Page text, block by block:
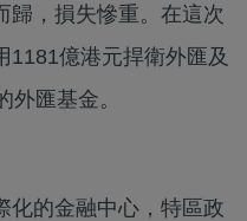
歸，損失慘重。在這次
1181億港元捍衛外匯及
外匯基金。
化的金融中心，特區政